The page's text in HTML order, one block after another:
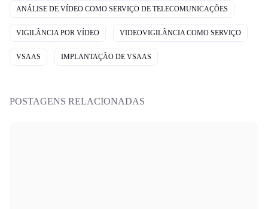
ANÁLISE DE VÍDEO COMO SERVIÇO DE TELECOMUNICAÇÕES
VIGILÂNCIA POR VÍDEO VIDEOVIGILÂNCIA COMO SERVIÇO
VSAAS IMPLANTAÇÃO DE VSAAS
POSTAGENS RELACIONADAS